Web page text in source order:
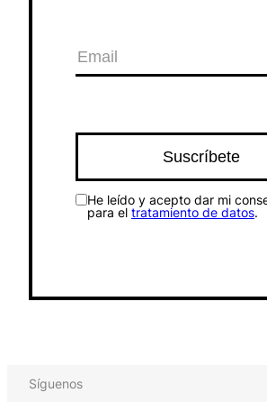
He leído y acepto dar mi
para el tratamiento de datos.
Síguenos